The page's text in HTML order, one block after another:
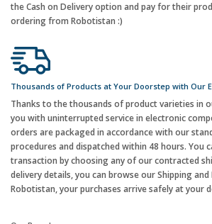
the Cash on Delivery option and pay for their
ordering from Robotistan :)
Thousands of Products at Your Doorstep with Our
Thanks to the thousands of product varieties in
you with uninterrupted service in electronic
orders are packaged in accordance with our
procedures and dispatched within 48 hours. You
transaction by choosing any of our contracted
delivery details, you can browse our Shipping and
Robotistan, your purchases arrive safely at your